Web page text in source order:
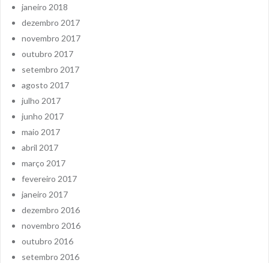
janeiro 2018
dezembro 2017
novembro 2017
outubro 2017
setembro 2017
agosto 2017
julho 2017
junho 2017
maio 2017
abril 2017
março 2017
fevereiro 2017
janeiro 2017
dezembro 2016
novembro 2016
outubro 2016
setembro 2016